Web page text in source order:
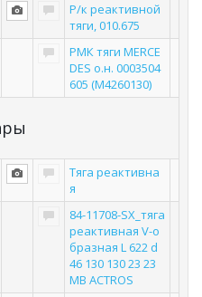
Р/к реактивной
тяги, 010.675
РМК тяги MERCE
DES о.н. 0003504
605 (M4260130)
Тяга реактивна
я
84-11708-SX_тяга
реактивная V-о
бразная L 622 d
46 130 130 23 23
MB ACTROS